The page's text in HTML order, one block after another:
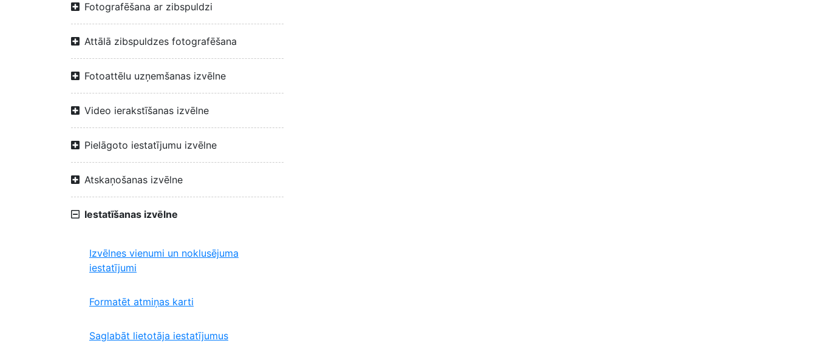
Fotografēšana ar zibspuldzi
Attālā zibspuldzes fotografēšana
Fotoattēlu uzņemšanas izvēlne
Video ierakstīšanas izvēlne
Pielāgoto iestatījumu izvēlne
Atskaņošanas izvēlne
Iestatīšanas izvēlne
Izvēlnes vienumi un noklusējuma
iestatījumi
Formatēt atmiņas karti
Saglabāt lietotāja iestatījumus